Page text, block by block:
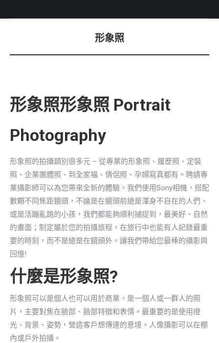
You are here:
形象照
形象照形象照 Portrait
Photography
形象照的拍攝類別很多元 – 從專業的形象照、履歷照、定裝
照、企業團體照、到全家福、情侶照、孕婦寫真都有。聘請專
業攝影師可以為您帶來全新的體驗。我們使用Sony相機，搭配
數顆不同焦距鏡頭，不論是在鏡頭前總是渾身不自在的人們，
或是活蹦亂跳的小孩，我們都能夠順利捕捉到，最美好、自然
的畫面；制定屬於您的拍攝旅程，在旅行中也能有人記錄最重
要的時刻，而不是總是在鏡頭外。讓我們帶給您最棒的攝影與
回憶!
什麼是形象照?
形象照可以是個人也可以用於商業，是一個人或一群人的照
片，主要對焦在臉部、臉部特徵和表情。最重要的是使用燈
光、背景、姿勢，營造客戶想傳達的意境。人像攝影可以在棚
內或戶外拍攝。